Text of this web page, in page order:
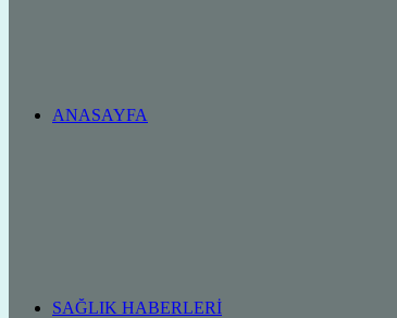
ANASAYFA
SAĞLIK HABERLERI